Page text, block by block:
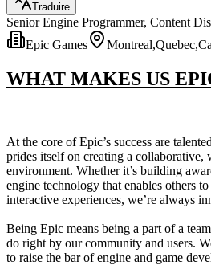
Traduire
Senior Engine Programmer, Content
Epic Games
WHAT MAKES US
At the core of Epic’s success are
prides itself on creating a collaborative,
environment. Whether it’s building
engine technology that enables others
interactive experiences, we’re always
Being Epic means being a part of a
do right by our community and users.
to raise the bar of engine and game